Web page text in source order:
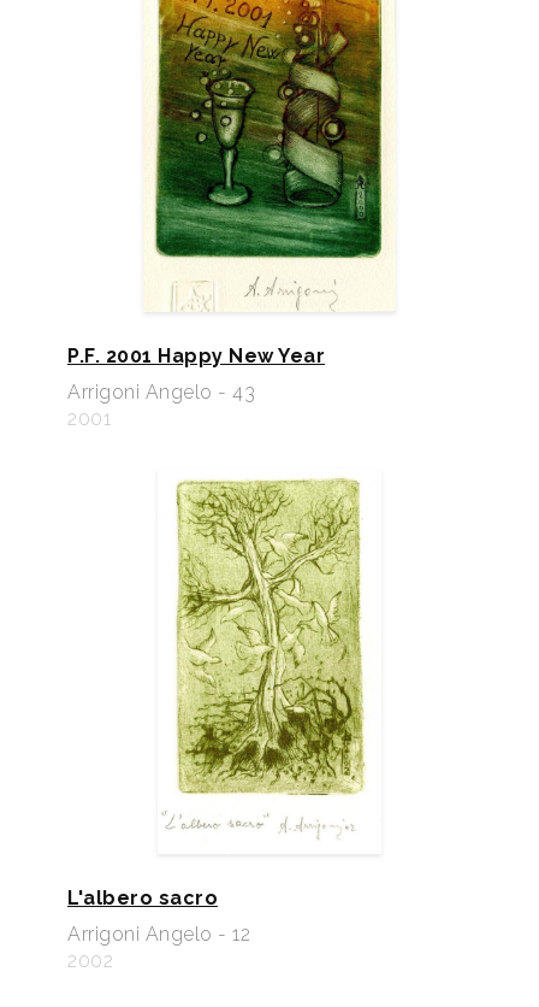
P.F. 2001 Happy New Year
Arrigoni Angelo - 43
2001
L'albero sacro
Arrigoni Angelo - 12
2002